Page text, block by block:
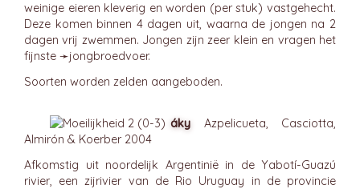
weinige eieren kleverig en worden (per stuk) vastgehecht.
Deze komen binnen 4 dagen uit, waarna de jongen na 2
dagen vrij zwemmen. Jongen zijn zeer klein en vragen het
fijnste ➛jongbroedvoer.
Soorten worden zelden aangeboden.
áky Azpelicueta, Casciotta,
Almirón & Koerber 2004
Afkomstig uit noordelijk Argentinië in de Yabotí-Guazú
rivier, een zijrivier van de Rio Uruguay in de provincie